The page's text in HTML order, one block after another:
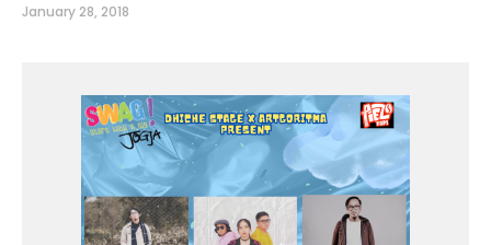
January 28, 2018